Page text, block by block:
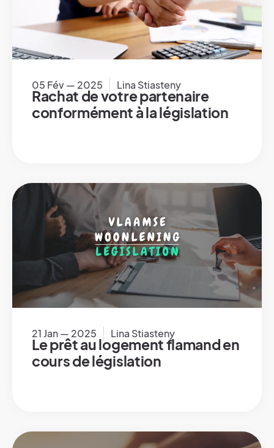
05 Fév — 2025 Lina Stiasteny
Rachat de votre partenaire
conformément à la législation
21 Jan — 2025 Lina Stiasteny
Le prêt au logement flamand en
cours de législation